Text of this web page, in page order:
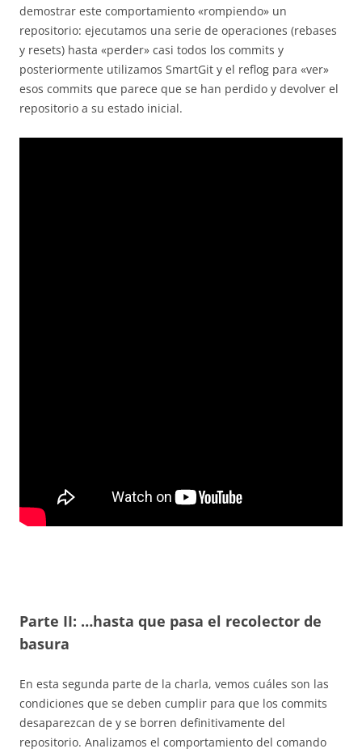
demostrar este comportamiento «rompiendo» un
repositorio: ejecutamos una serie de operaciones (rebases
y resets) hasta «perder» casi todos los commits y
posteriormente utilizamos SmartGit y el reflog para «ver»
esos commits que parece que se han perdido y devolver el
repositorio a su estado inicial.
Parte II: …hasta que pasa el recolector de
basura
En esta segunda parte de la charla, vemos cuáles son las
condiciones que se deben cumplir para que los commits
desaparezcan de y se borren definitivamente del
repositorio. Analizamos el comportamiento del comando